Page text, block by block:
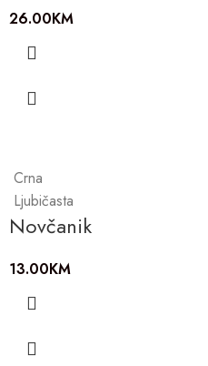
26.00KM
Crna
Ljubičasta
Novčanik
13.00KM